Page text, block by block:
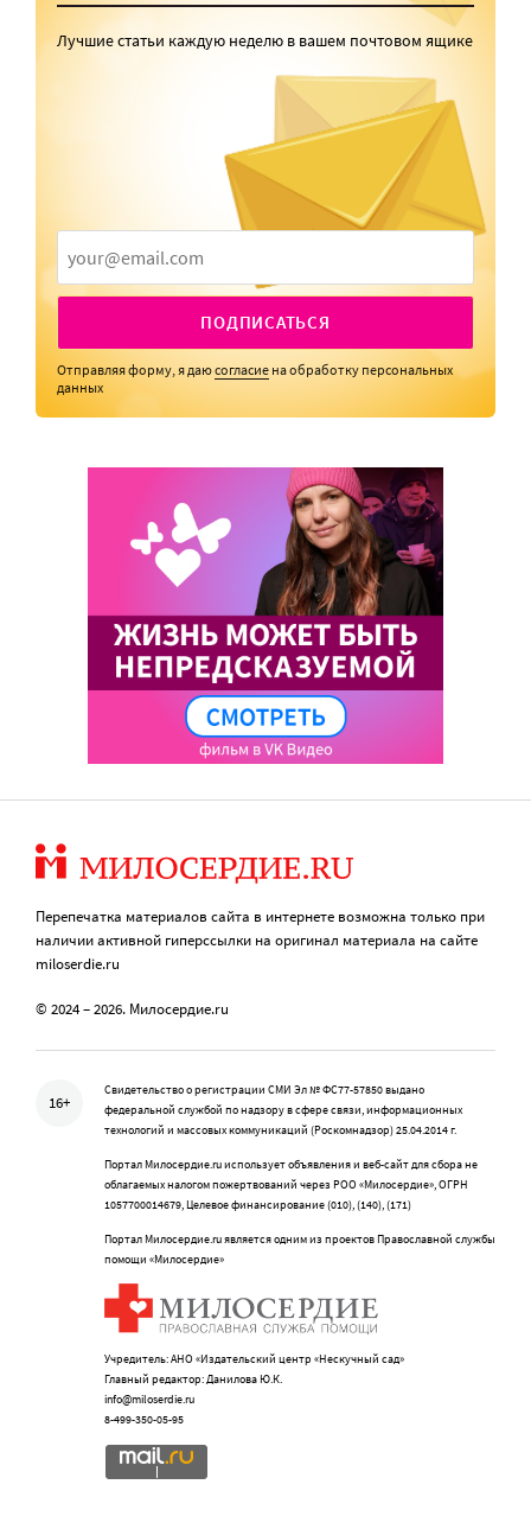
Лучшие статьи каждую неделю в вашем почтовом ящике
ПОДПИСАТЬСЯ
Отправляя форму, я даюсогласие на обработку персональных
данных
Перепечатка материалов сайта в интернете возможна только при
наличии активной гиперссылки на оригинал материала на сайте
miloserdie.ru
© 2024 – 2026. Милосердие.ru
16+
Свидетельство о регистрации СМИ Эл № ФС77-57850 выдано
федеральной службой по надзору в сфере связи, информационных
технологий и массовых коммуникаций (Роскомнадзор) 25.04.2014 г.
Портал Милосердие.ru использует объявления и веб-сайт для сбора не
облагаемых налогом пожертвований через РОО «Милосердие», ОГРН
1057700014679, Целевое финансирование (010), (140), (171)
Портал Милосердие.ru является одним из проектов Православной службы
помощи «Милосердие»
Учредитель: АНО «Издательский центр «Нескучный сад»
Главный редактор: Данилова Ю.К.
info@miloserdie.ru
8-499-350-05-95